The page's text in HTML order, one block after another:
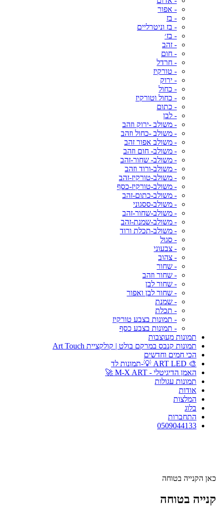
- אפור
- בז
- בז וניטרליים
- בז׳
- זהב
- חום
- חרדל
- טורקיז
- ירוק
- כחול
- כחול וטורקיז
- כתום
- לבן
- משולב -ירוק וזהב
- משולב -כחול וזהב
- משולב אפור זהב
- משולב- חום וזהב
- משולב- שחור-זהב
- משולב-ורוד וזהב
- משולב-טורקיז-זהב
- משולב-טורקיז-כסף
- משולב-כתום-זהב
- משולב-ססגוני
- משולב-שחור-זהב
- משולב-שמנת-זהב
- משולב-תכלת ורוד
- סגול
- צבעוני
- צהוב
- שחור
- שחור וזהב
- שחור לבן
- שחור לבן ואפור
- שמנת
- תכלת
- תמונות בצבע טורקיז
- תמונות בצבע כסף
תמונות מעוצבות
תמונות קנבס במרקם בולט | קולקציית Art Touch
הכי חמים וחדשים
🎨 ART LED 💡-תמונות לד
האמן הדיגיטלי - M-X ART 🚀
תמונות עגולות
אודות
המלצות
בלוג
התחברות
0509044133
כאן הקנייה בטוחה
קנייה בטוחה